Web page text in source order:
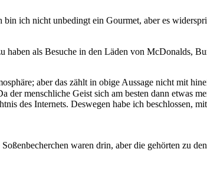
ich nicht unbedingt ein Gourmet, aber es
haben als Besuche in den Läden von McDonalds,
aber das zählt in obige Aussage nicht mit
menschliche Geist sich am besten dann etwas
des Internets. Deswegen habe ich beschlossen,
waren drin, aber die gehörten zu